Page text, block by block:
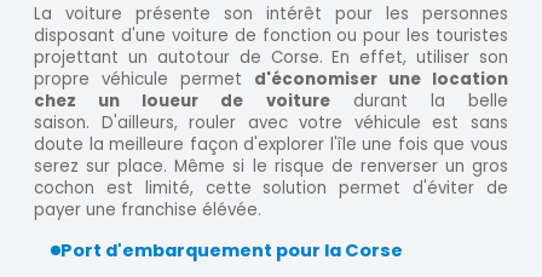
La voiture présente son intérêt pour les personnes
disposant d'une voiture de fonction ou pour les touristes
projettant un autotour de Corse. En effet, utiliser son
propre véhicule permet d'économiser une location
chez un loueur de voituredurant la belle
saison. D'ailleurs, rouler avec votre véhicule est sans
doute la meilleure façon d'explorer l'île une fois que vous
serez sur place. Même si le risque de renverser un gros
cochon est limité, cette solution permet d'éviter de
payer une franchise élévée.
Port d'embarquement pour la Corse